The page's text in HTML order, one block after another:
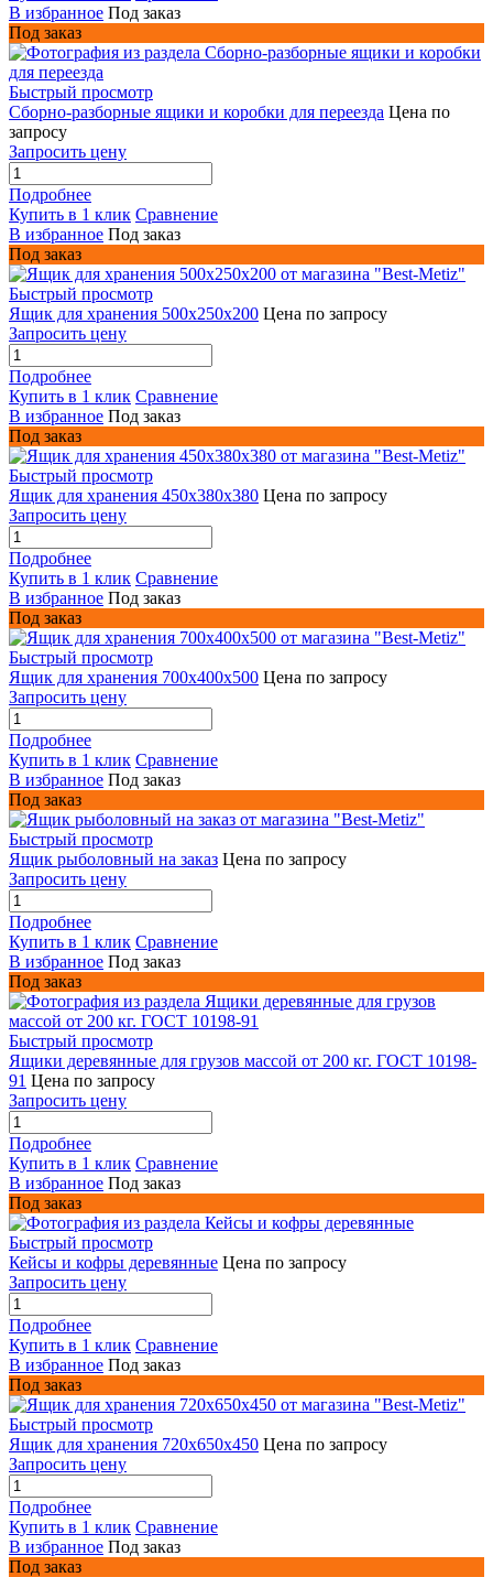
В избранное Под заказ
Под заказ
Быстрый просмотр
Сборно-разборные ящики и коробки для переезда Цена по
запросу
Запросить цену
Подробнее
Купить в 1 клик Сравнение
В избранное Под заказ
Под заказ
Быстрый просмотр
Ящик для хранения 500х250х200 Цена по запросу
Запросить цену
Подробнее
Купить в 1 клик Сравнение
В избранное Под заказ
Под заказ
Быстрый просмотр
Ящик для хранения 450х380х380 Цена по запросу
Запросить цену
Подробнее
Купить в 1 клик Сравнение
В избранное Под заказ
Под заказ
Быстрый просмотр
Ящик для хранения 700x400x500 Цена по запросу
Запросить цену
Подробнее
Купить в 1 клик Сравнение
В избранное Под заказ
Под заказ
Быстрый просмотр
Ящик рыболовный на заказ Цена по запросу
Запросить цену
Подробнее
Купить в 1 клик Сравнение
В избранное Под заказ
Под заказ
Быстрый просмотр
Ящики деревянные для грузов массой от 200 кг. ГОСТ 10198-
91 Цена по запросу
Запросить цену
Подробнее
Купить в 1 клик Сравнение
В избранное Под заказ
Под заказ
Быстрый просмотр
Кейсы и кофры деревянные Цена по запросу
Запросить цену
Подробнее
Купить в 1 клик Сравнение
В избранное Под заказ
Под заказ
Быстрый просмотр
Ящик для хранения 720х650х450 Цена по запросу
Запросить цену
Подробнее
Купить в 1 клик Сравнение
В избранное Под заказ
Под заказ